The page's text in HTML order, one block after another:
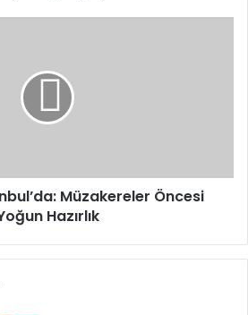
Müzakereler Öncesi
Hazırlık